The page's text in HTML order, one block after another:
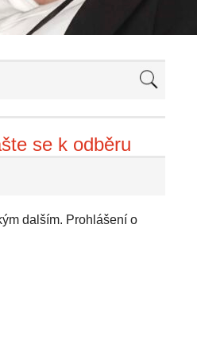
Petr Šálek
portrét Franka Zappy
se k odběru
dalším. Prohlášení o